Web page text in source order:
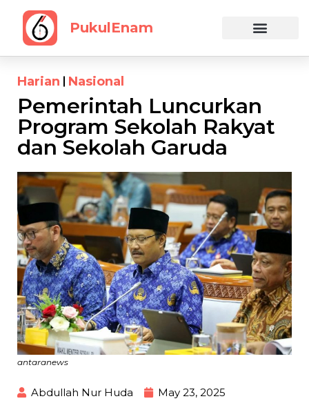
PukulEnam
Harian Nasional
Pemerintah Luncurkan
Program Sekolah Rakyat
dan Sekolah Garuda
antaranews
Abdullah Nur Huda
May 23, 2025